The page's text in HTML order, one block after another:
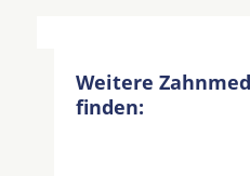
Weitere
finden: